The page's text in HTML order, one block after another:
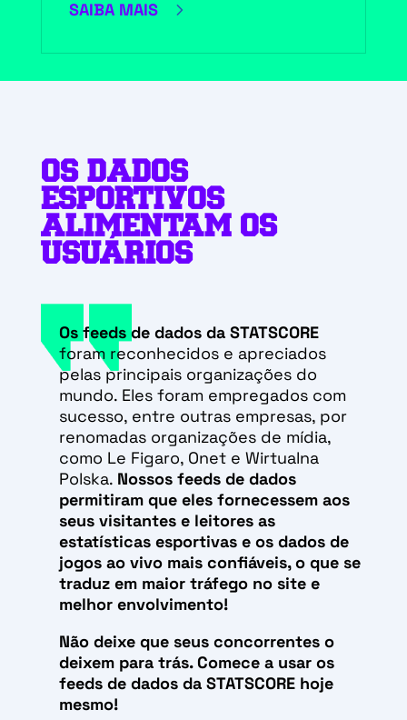
SAIBA MAIS 5
OS DADOS
ESPORTIVOS
ALIMENTAM OS
USUÁRIOS
Os feeds de dados da STATSCORE
foram reconhecidos e apreciados
pelas principais organizações do
mundo. Eles foram empregados com
sucesso, entre outras empresas, por
renomadas organizações de mídia,
como Le Figaro, Onet e Wirtualna
Polska. Nossos feeds de dados
permitiram que eles fornecessem aos
seus visitantes e leitores as
estatísticas esportivas e os dados de
jogos ao vivo mais confiáveis, o que se
traduz em maior tráfego no site e
melhor envolvimento!
Não deixe que seus concorrentes o
deixem para trás. Comece a usar os
feeds de dados da STATSCORE hoje
mesmo!